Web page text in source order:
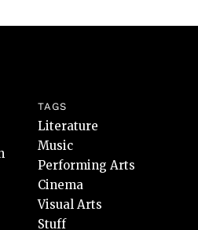
TAGS
Literature
Music
Performing Arts
Cinema
Visual Arts
Stuff